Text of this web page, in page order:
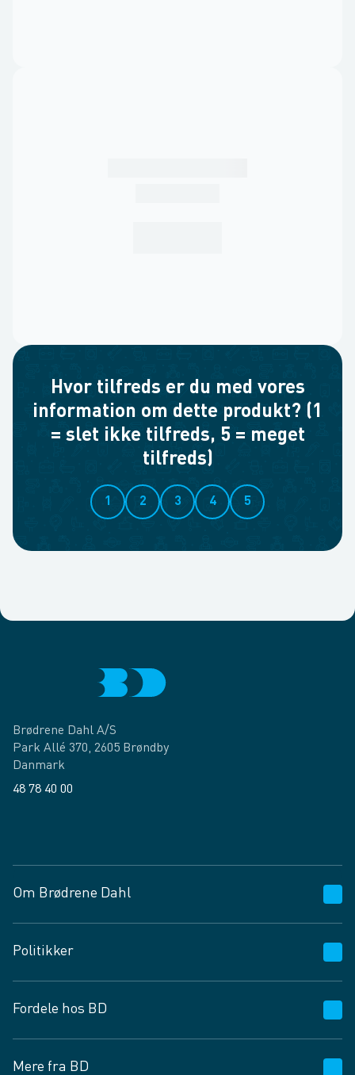
Hvor tilfreds er du med vores
information om dette produkt? (1
= slet ikke tilfreds, 5 = meget
tilfreds)
1 2 3 4 5
Brødrene Dahl A/S
Park Allé 370, 2605 Brøndby
Danmark
48 78 40 00
Om Brødrene Dahl
Vagttelefon 30 10 89 89
Spørgsmål og svar
Job og karriere
Fødevarekontrolrapport
Politikker
Privatlivspolitik
Cookies
Vilkår og betingelser
Fordele hos BD
Mere fra BD